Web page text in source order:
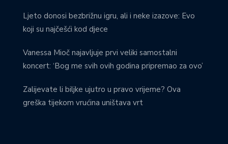
Ljeto donosi bezbrižnu igru, ali i neke izazove: Evo
koji su najčešći kod djece
Vanessa Mioč najavljuje prvi veliki samostalni
koncert: ‘Bog me svih ovih godina pripremao za ovo’
Zalijevate li biljke ujutro u pravo vrijeme? Ova
greška tijekom vrućina uništava vrt